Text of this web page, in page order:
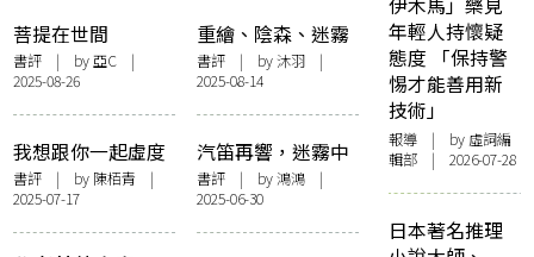
菩提在世間
書評 | by 亞C |
2025-08-26
重繪、陰森、迷霧
——韓麗珠的《裸
山》氛圍
書評| by沐羽|
2025-08-14
我想跟你一起虛度
時光：評《虛度年
華》
書評 | by 陳栢青 |
2025-07-17
汽笛再響，迷霧中
仍有我：鴻鴻讀陳
滅《離亂經》
書評| by鴻鴻|
2025-06-30
伊木馬」樂見
年輕人持懷疑
態度 「保持警
惕才能善用新
技術」
報導 | by 虛詞編
輯部 | 2026-07-28
日本著名推理